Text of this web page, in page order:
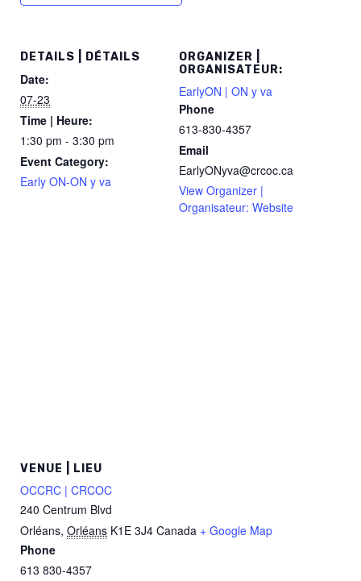
DETAILS | DÉTAILS
Date:
07-23
Time | Heure:
1:30 pm - 3:30 pm
Event Category:
Early ON-ON y va
ORGANIZER |
ORGANISATEUR:
EarlyON | ON y va
Phone
613-830-4357
Email
EarlyONyva@crcoc.ca
View Organizer |
Organisateur: Website
VENUE | LIEU
OCCRC | CRCOC
240 Centrum Blvd
Orléans, Orléans K1E 3J4 Canada + Google Map
Phone
613 830-4357